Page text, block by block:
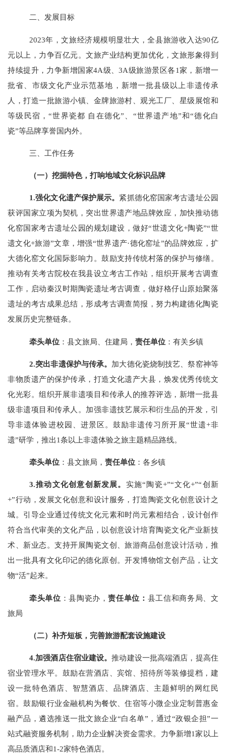
二、发展目标
2023年，文旅经济规模明显壮大，全县旅游收入达90亿
元以上，力争百亿元。文旅产业结构更加优化，文旅形象得到
持续提升， 力争新增国家4A级、3A级旅游景区各1家，新增一
批省 、市级文化产业示范基地，新增一批县级 以上 非遗传承
人，打造一批旅游小镇、金牌旅游村、观光工厂、星级展馆和
等级民宿，“世界瓷都 自在德化”、“世界遗产地”和“德化白
瓷”等品牌享誉国内外。
三、工作任务
（一）挖掘特色，打响地域文化标识品牌
1.强化文化遗产保护展示。 紧抓德化窑国家考古遗址公园
获评国家立项为契机， 突出世界遗产地品牌效应，加快推动德
化窑国家考古遗址公园的规划建设，做好“世遗文化+陶瓷”“世
遗文化+旅游”文章，增强“世界遗产·德化窑址”的品牌效应，扩
大德化窑文化国际影响力。鼓励支持传统村落的保护与修缮。
推动有关考古院校在我县设立考古工作站，组织开展考古调查
工作，启动秦汉时期陶瓷遗址考古调查，做好格仔山原始聚落
遗址的考古成果总结，形成考古调查简报，努力构建德化陶瓷
发展历史完整链条。
牵头单位 ：县文旅局、住建局，责任单位 ：有关乡镇
2.突出非遗保护与传承。 加大德化瓷烧制技艺、祭窑神等
非物质遗产的保护传承，打造文化遗产大县，焕发优秀传统文
化光彩。组织开展非遗项目和传承人的推荐评选，新增一批县
级非遗项目和传承人。加强非遗技艺展示和衍生品的开发，引
导非遗体验进校园、进景区。鼓励非遗传习所开展“世遗+非
遗”研学，推出1条以上非遗体验之旅主题精品路线。
牵头单位 ：县文旅局，责任单位 ：各乡镇
3.推动文化创意创新发展。 实施“陶瓷+”“文化+”“创新
+”行动，发展文化创意和设计服务，打造陶瓷文化创意设计之
城。引导企业通过传统文化元素和时尚元素相结合，设计创作
符合当代审美的文化产品，以创意设计培育陶瓷文化产业新技
术、新业态。支持开展陶瓷文创、旅游商品创意设计活动，推
出一批具有文化印记的德化原创。开发博物馆文创产品，让文
物“活”起来。
牵头单位 ：县陶瓷办，责任单位： 县工信和商务局、文
旅局
（二）补齐短板，完善旅游配套设施建设
4.加强酒店住宿业建设。推动建设一批高端酒店，提高住
宿业管理水平。鼓励在营酒店、宾馆、招待所等装修提档，建
设一批特色酒店、智慧酒店、品牌酒店、主题鲜明的网红民
宿。鼓励银行业金融机构为餐饮、住宿等小微企业定制普惠金
融产品，遴选推送一批文旅企业“白名单”，通过“政银企担”一
站式融资服务机制， 助力企业解决资金需求。 力争新增1家以上
高品质酒店和1-2家特色酒店。